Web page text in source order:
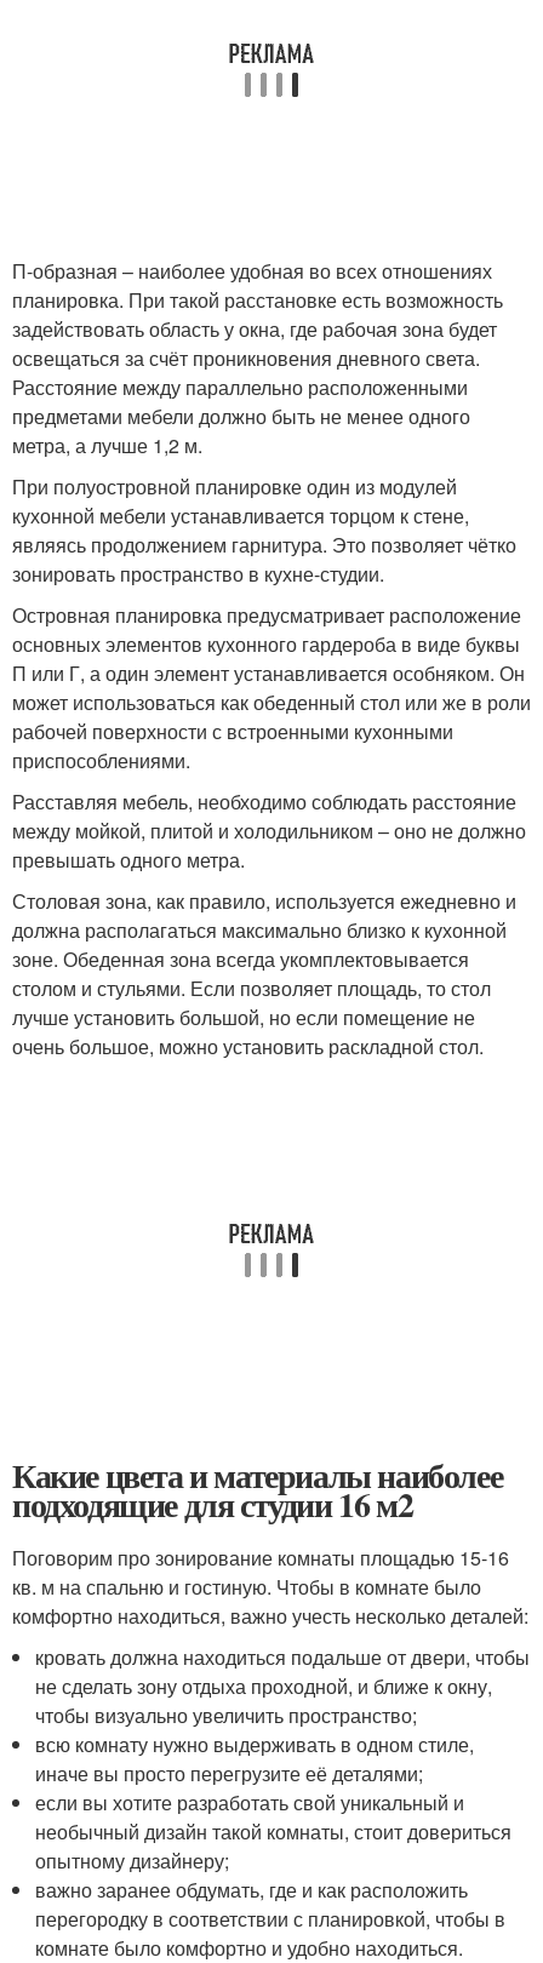
П-образная – наиболее удобная во всех отношениях
планировка. При такой расстановке есть возможность
задействовать область у окна, где рабочая зона будет
освещаться за счёт проникновения дневного света.
Расстояние между параллельно расположенными
предметами мебели должно быть не менее одного
метра, а лучше 1,2 м.
При полуостровной планировке один из модулей
кухонной мебели устанавливается торцом к стене,
являясь продолжением гарнитура. Это позволяет чётко
зонировать пространство в кухне-студии.
Островная планировка предусматривает расположение
основных элементов кухонного гардероба в виде буквы
П или Г, а один элемент устанавливается особняком. Он
может использоваться как обеденный стол или же в роли
рабочей поверхности с встроенными кухонными
приспособлениями.
Расставляя мебель, необходимо соблюдать расстояние
между мойкой, плитой и холодильником – оно не должно
превышать одного метра.
Столовая зона, как правило, используется ежедневно и
должна располагаться максимально близко к кухонной
зоне. Обеденная зона всегда укомплектовывается
столом и стульями. Если позволяет площадь, то стол
лучше установить большой, но если помещение не
очень большое, можно установить раскладной стол.
Какие цвета и материалы наиболее
подходящие для студии 16 м2
Поговорим про зонирование комнаты площадью 15-16
кв. м на спальню и гостиную. Чтобы в комнате было
комфортно находиться, важно учесть несколько деталей:
кровать должна находиться подальше от двери, чтобы
не сделать зону отдыха проходной, и ближе к окну,
чтобы визуально увеличить пространство;
всю комнату нужно выдерживать в одном стиле,
иначе вы просто перегрузите её деталями;
если вы хотите разработать свой уникальный и
необычный дизайн такой комнаты, стоит довериться
опытному дизайнеру;
важно заранее обдумать, где и как расположить
перегородку в соответствии с планировкой, чтобы в
комнате было комфортно и удобно находиться.